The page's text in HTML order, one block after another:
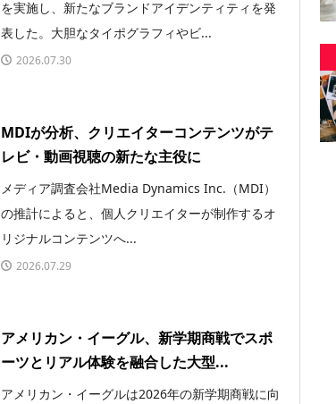
を実施し、新たなブランドアイデンティティを発
表した。大胆なタイポグラフィやビ...
2026.07.30
MDIが分析、クリエイターコンテンツがテ
レビ・動画視聴の新たな主役に
メディア調査会社Media Dynamics Inc.（MDI）
の推計によると、個人クリエイターが制作するオ
リジナルコンテンツへ...
2026.07.29
アメリカン・イーグル、新学期商戦でスポ
ーツとリアル体験を融合した大型...
アメリカン・イーグルは2026年の新学期商戦に向